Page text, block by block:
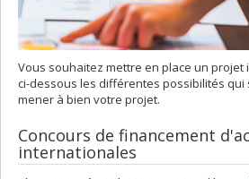
Vous souhaitez mettre en place un projet
ci-dessous les différentes possibilités
mener à bien votre projet.
Concours de financement
internationales